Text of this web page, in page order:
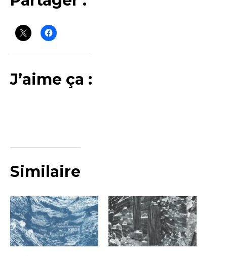
J’aime ça :
Similaire